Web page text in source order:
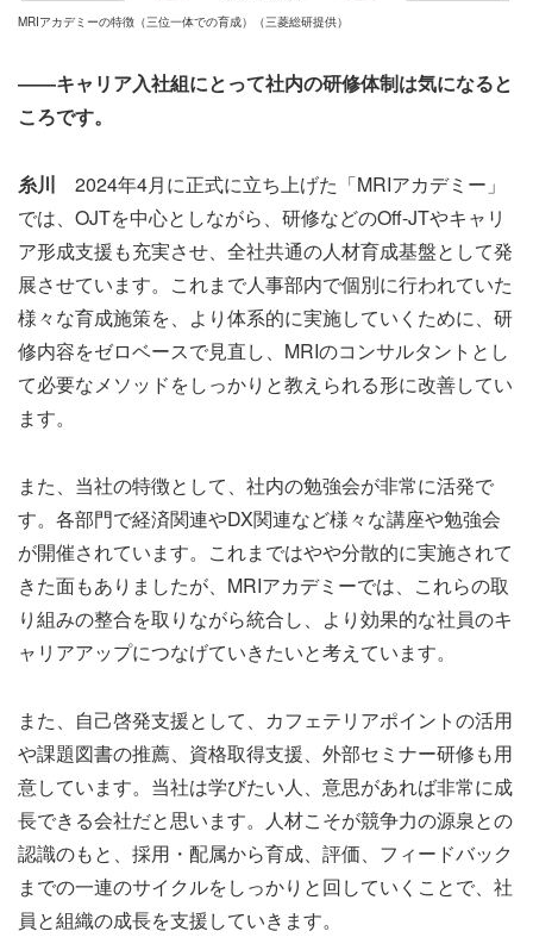
MRIアカデミーの特徴（三位一体での育成）（三菱総研提供）
――キャリア入社組にとって社内の研修体制は気になると
ころです。
糸川 2024年4月に正式に立ち上げた「MRIアカデミー」
では、OJTを中心としながら、研修などのOff-JTやキャリ
ア形成支援も充実させ、全社共通の人材育成基盤として発
展させています。これまで人事部内で個別に行われていた
様々な育成施策を、より体系的に実施していくために、研
修内容をゼロベースで見直し、MRIのコンサルタントとし
て必要なメソッドをしっかりと教えられる形に改善してい
ます。
また、当社の特徴として、社内の勉強会が非常に活発で
す。各部門で経済関連やDX関連など様々な講座や勉強会
が開催されています。これまではやや分散的に実施されて
きた面もありましたが、MRIアカデミーでは、これらの取
り組みの整合を取りながら統合し、より効果的な社員のキ
ャリアアップにつなげていきたいと考えています。
また、自己啓発支援として、カフェテリアポイントの活用
や課題図書の推薦、資格取得支援、外部セミナー研修も用
意しています。当社は学びたい人、意思があれば非常に成
長できる会社だと思います。人材こそが競争力の源泉との
認識のもと、採用・配属から育成、評価、フィードバック
までの一連のサイクルをしっかりと回していくことで、社
員と組織の成長を支援していきます。